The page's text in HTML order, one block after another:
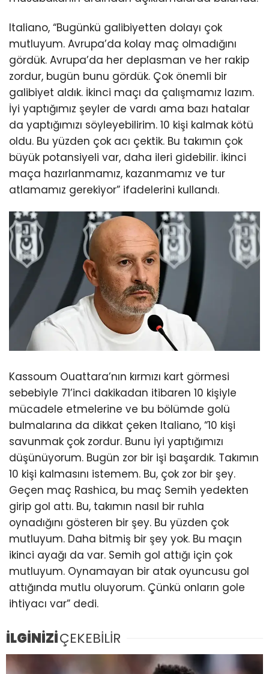
Italiano, “Bugünkü galibiyetten dolayı çok
mutluyum. Avrupa’da kolay maç olmadığını
gördük. Avrupa’da her deplasman ve her rakip
zordur, bugün bunu gördük. Çok önemli bir
galibiyet aldık. İkinci maçı da çalışmamız lazım.
İyi yaptığımız şeyler de vardı ama bazı hatalar
da yaptığımızı söyleyebilirim. 10 kişi kalmak kötü
oldu. Bu yüzden çok acı çektik. Bu takımın çok
büyük potansiyeli var, daha ileri gidebilir. İkinci
maça hazırlanmamız, kazanmamız ve tur
atlamamız gerekiyor” ifadelerini kullandı.
Kassoum Ouattara’nın kırmızı kart görmesi
sebebiyle 71’inci dakikadan itibaren 10 kişiyle
mücadele etmelerine ve bu bölümde golü
bulmalarına da dikkat çeken Italiano, “10 kişi
savunmak çok zordur. Bunu iyi yaptığımızı
düşünüyorum. Bugün zor bir işi başardık. Takımın
10 kişi kalmasını istemem. Bu, çok zor bir şey.
Geçen maç Rashica, bu maç Semih yedekten
girip gol attı. Bu, takımın nasıl bir ruhla
oynadığını gösteren bir şey. Bu yüzden çok
mutluyum. Daha bitmiş bir şey yok. Bu maçın
ikinci ayağı da var. Semih gol attığı için çok
mutluyum. Oynamayan bir atak oyuncusu gol
attığında mutlu oluyorum. Çünkü onların gole
ihtiyacı var” dedi.
İLGİNİZİÇEKEBİLİR